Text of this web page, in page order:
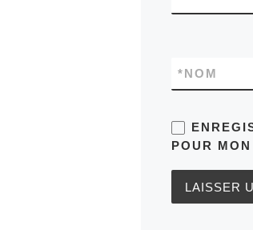
NOM
*
POUR